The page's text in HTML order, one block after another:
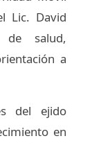
Lic. David
de salud,
a
del ejido
en